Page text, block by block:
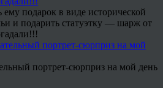
подарок в виде исторической
и подарить статуэтку — шарж от
портрет-сюрприз на мой день